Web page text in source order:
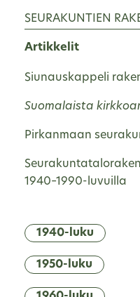
SEURAKUNTIEN
Artikkelit
Siunauskappeli
Suomalaista
Pirkanmaan
1940–1990-luvuilla
1940-luku
1950-luku